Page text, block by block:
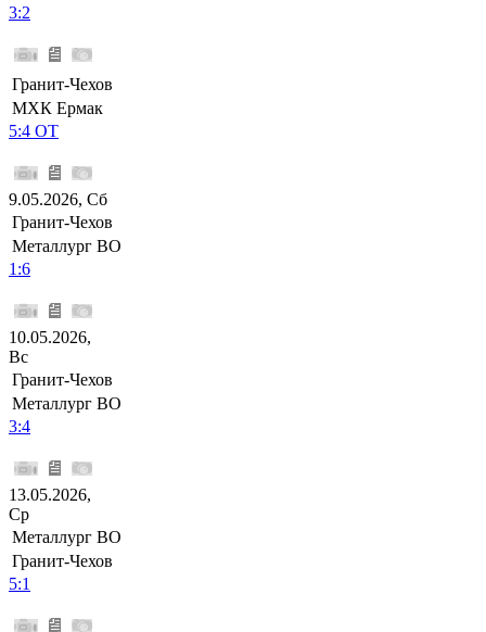
3:2
Гранит-Чехов
МХК Ермак
5:4 ОТ
9.05.2026, Сб
Гранит-Чехов
Металлург ВО
1:6
10.05.2026,
Вс
Гранит-Чехов
Металлург ВО
3:4
13.05.2026,
Ср
Металлург ВО
Гранит-Чехов
5:1